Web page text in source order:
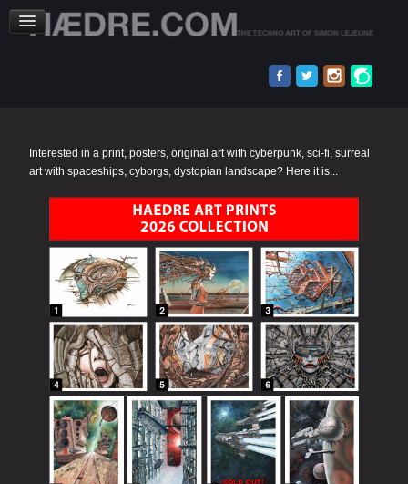
Interested in a print, posters, original art with cyberpunk, sci-fi, surreal
art with spaceships, cyborgs, dystopian landscape? Here it is...